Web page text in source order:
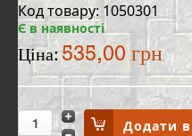
Код товару: 1050301
Є в наявності
Ціна: 535,00 грн